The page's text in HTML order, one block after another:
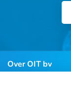
Over OIT bv